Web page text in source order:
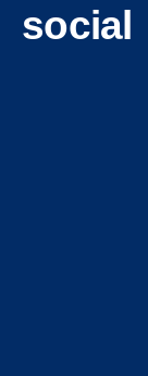
social